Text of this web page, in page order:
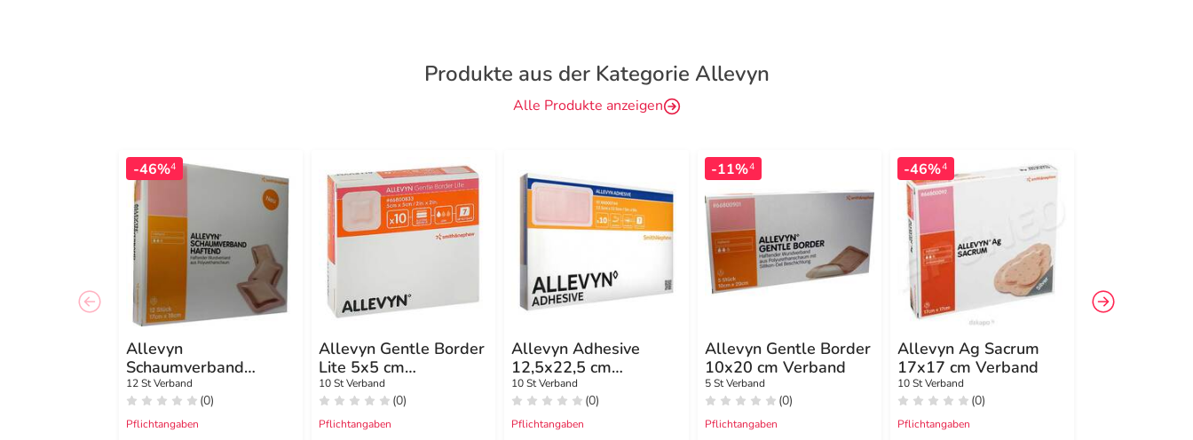
Produkte aus der Kategorie Allevyn
Alle Produkte anzeigen
-46%4
Allevyn
Schaumverband
17x18 cm haftend
12 St Verband
(0)
Pflichtangaben
Allevyn Gentle Border
Lite 5x5 cm
Schaumverband
10 St Verband
(0)
Pflichtangaben
Allevyn Adhesive
12,5x22,5 cm
haftende
Wundauflage
10 St Verband
(0)
Pflichtangaben
-11%4
Allevyn Gentle Border
10x20 cm Verband
5 St Verband
(0)
Pflichtangaben
-46%4
Allevyn Ag Sacrum
17x17 cm Verband
10 St Verband
(0)
Pflichtangaben